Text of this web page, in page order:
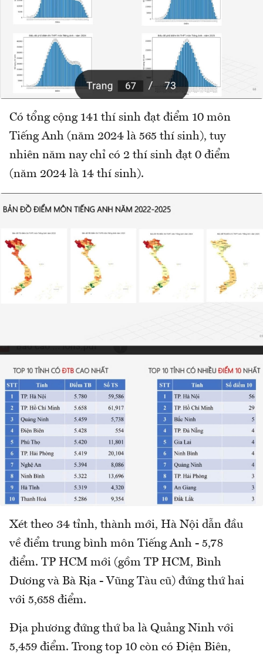
Có tổng cộng 141 thí sinh đạt điểm 10 môn
Tiếng Anh (năm 2024 là 565 thí sinh), tuy
nhiên năm nay chỉ có 2 thí sinh đạt 0 điểm
(năm 2024 là 14 thí sinh).
Xét theo 34 tỉnh, thành mới, Hà Nội dẫn đầu
về điểm trung bình môn Tiếng Anh - 5,78
điểm. TP HCM mới (gồm TP HCM, Bình
Dương và Bà Rịa - Vũng Tàu cũ) đứng thứ hai
với 5,658 điểm.
Địa phương đứng thứ ba là Quảng Ninh với
5,459 điểm. Trong top 10 còn có Điện Biên,